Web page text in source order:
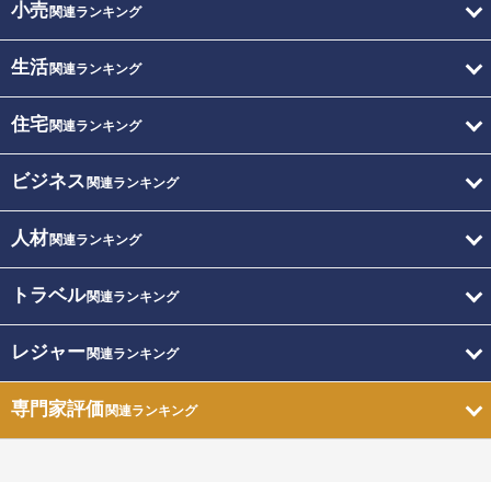
小売関連ランキング
生活関連ランキング
住宅関連ランキング
ビジネス 関連ランキング
人材関連ランキング
トラベル関連ランキング
レジャー関連ランキング
専門家評価関連ランキング